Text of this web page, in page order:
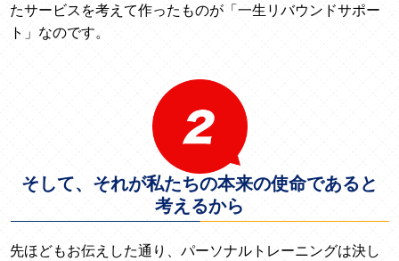
たサービスを考えて作ったものが「一生リバウンドサポー
ト」なのです。
そして、それが私たちの本来の使命であると
考えるから
先ほどもお伝えした通り、パーソナルトレーニングは決し